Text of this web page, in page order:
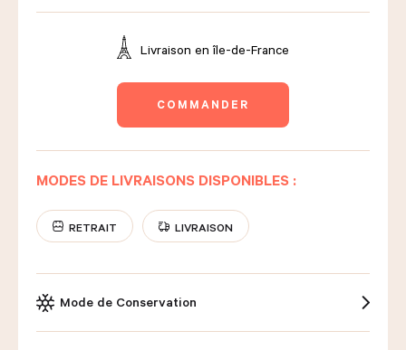
NOUS CONTACTER
Demander un devis
Nous trouver
Livraison en île-de-France
COMMANDER
MODES DE LIVRAISONS DISPONIBLES :
LIVRAISON
RETRAIT
Mode de Conservation